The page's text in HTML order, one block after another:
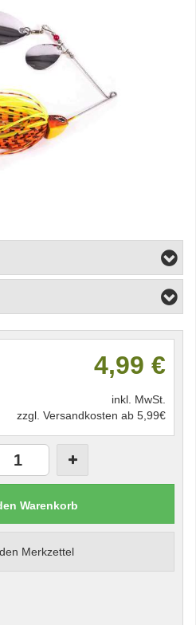
4,99 €
inkl. MwSt.
zzgl. Versandkosten ab 5,99€
Warenkorb
Merkzettel